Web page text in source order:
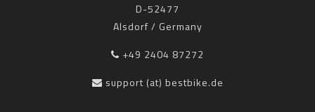
D-52477
Alsdorf / Germany
+49 2404 87272
support (at) bestbike.de